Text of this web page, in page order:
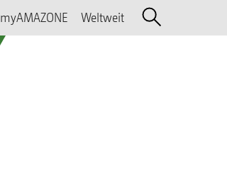
myAMAZONE Weltweit